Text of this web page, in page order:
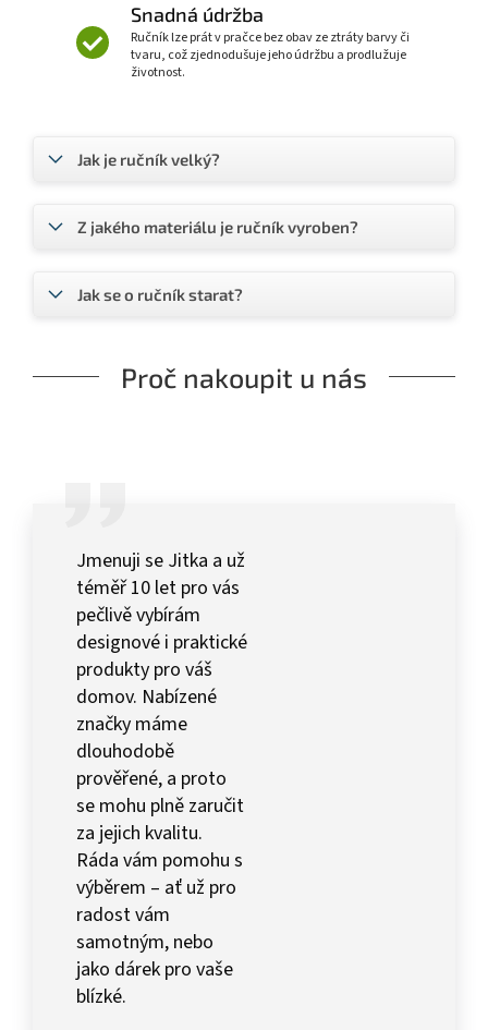
Snadná údržba
Ručník lze prát v pračce bez obav ze ztráty barvy či
tvaru, což zjednodušuje jeho údržbu a prodlužuje
životnost.
Jak je ručník velký?
Z jakého materiálu je ručník vyroben?
Jak se o ručník starat?
Proč nakoupit u nás
Jmenuji se Jitka a už
téměř 10 let pro vás
pečlivě vybírám
designové i praktické
produkty pro váš
domov. Nabízené
značky máme
dlouhodobě
prověřené, a proto
se mohu plně zaručit
za jejich kvalitu.
Ráda vám pomohu s
výběrem – ať už pro
radost vám
samotným, nebo
jako dárek pro vaše
blízké.